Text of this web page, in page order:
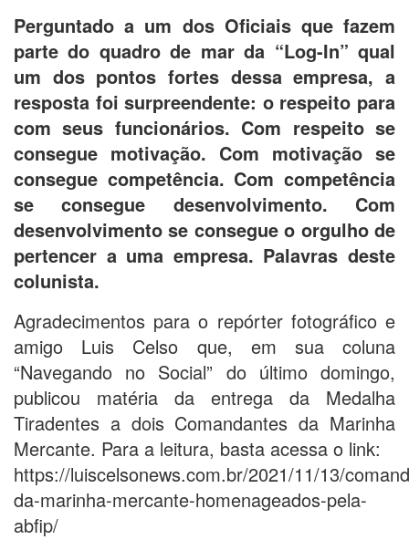
Perguntado a um dos Oficiais que fazem
parte do quadro de mar da “Log-In” qual
um dos pontos fortes dessa empresa, a
resposta foi surpreendente: o respeito para
com seus funcionários. Com respeito se
consegue motivação. Com motivação se
consegue competência. Com competência
se consegue desenvolvimento. Com
desenvolvimento se consegue o orgulho de
pertencer a uma empresa. Palavras deste
colunista.
Agradecimentos para o repórter fotográfico e
amigo Luis Celso que, em sua coluna
“Navegando no Social” do último domingo,
publicou matéria da entrega da Medalha
Tiradentes a dois Comandantes da Marinha
Mercante. Para a leitura, basta acessa o link:
https://luiscelsonews.com.br/2021/11/13/
da-marinha-mercante-homenageados-pela-
abfip/